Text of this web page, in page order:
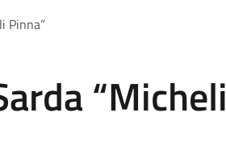
Pinna”
“Micheli